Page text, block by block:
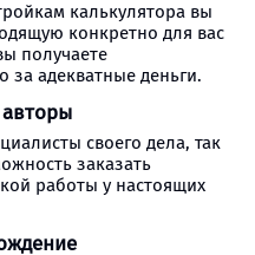
калькулятора вы
конкретно для вас
получаете
за адекватные деньги.
своего дела, так
заказать
работы у настоящих